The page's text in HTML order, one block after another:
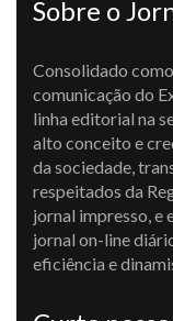
comunicação do
linha editorial na
alto conceito e
da sociedade,
respeitados da
jornal impresso, e
jornal on-line
eficiência e